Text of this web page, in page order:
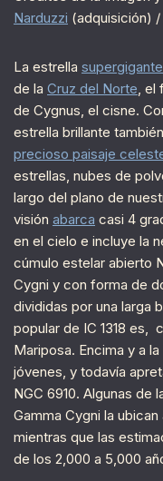
Narduzzi (adquisición) /
La estrella supergigante
de la Cruz del Norte, el
de Cygnus, el cisne.
estrella brillante
precioso paisaje
estrellas, nubes de
largo del plano de
visión abarca casi 4
en el cielo e incluye la
cúmulo estelar abierto
Cygni y con forma de
divididas por una larga
popular de IC 1318 es,
Mariposa. Encima y a
jóvenes, y todavía
NGC 6910. Algunas de
Gamma Cygni la
mientras que las
de los 2,000 a 5,000